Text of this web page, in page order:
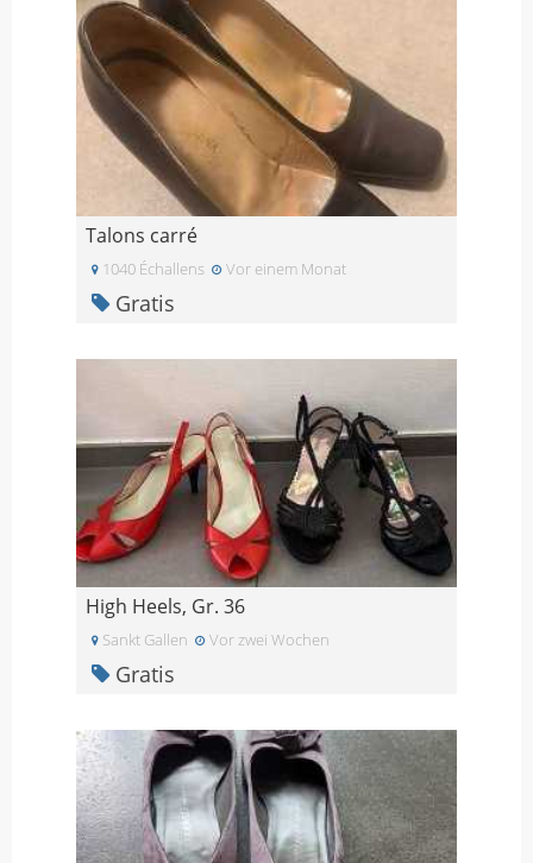
Talons carré
1040 Échallens Vor einem Monat
Gratis
High Heels, Gr. 36
Sankt Gallen Vor zwei Wochen
Gratis